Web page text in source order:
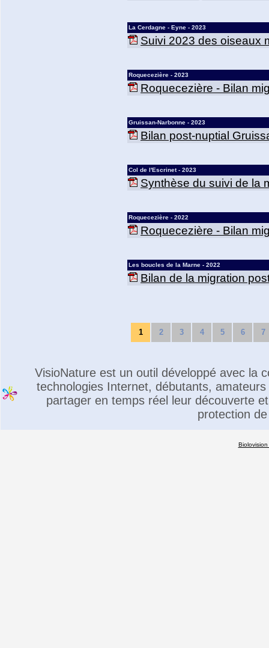
La Cerdagne - Eyne - 2023
Suivi 2023 des oiseaux
Roquecezière - 2023
Roquecezière - Bilan
Gruissan-Narbonne - 2023
Bilan post-nuptial
Col de l'Escrinet - 2023
Synthèse du suivi de la
Roquecezière - 2022
Roquecezière - Bilan
Les boucles de la Marne - 2022
Bilan de la migration
1 2 3 4 5 6 7
VisioNature est un outil développé avec la
technologies Internet, débutants,
partager en temps réel leur découverte
protection
Biolovision